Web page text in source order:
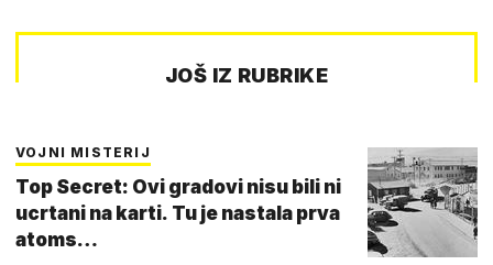
JOŠ IZ RUBRIKE
VOJNI MISTERIJ
Top Secret: Ovi gradovi nisu bili ni
ucrtani na karti. Tu je nastala prva
atoms…